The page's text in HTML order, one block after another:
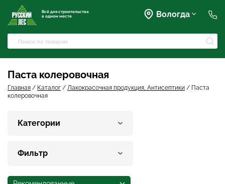
Всё для строительства
в одном месте
Вологда
+7 (921) 238-17-99
+7 (911) 501-72-50
Паста колеровочная
Главная / Каталог / Лакокрасочная продукция, Антисептики / Паста
колеровочная
Категории
Фильтр